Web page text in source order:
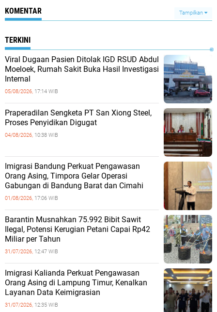
KOMENTAR Tampilkan
TERKINI
Viral Dugaan Pasien Ditolak IGD RSUD Abdul
Moeloek, Rumah Sakit Buka Hasil Investigasi
Internal
05/08/2026, 17:14 WIB
Praperadilan Sengketa PT San Xiong Steel,
Proses Penyidikan Digugat
04/08/2026, 10:38 WIB
Imigrasi Bandung Perkuat Pengawasan
Orang Asing, Timpora Gelar Operasi
Gabungan di Bandung Barat dan Cimahi
01/08/2026, 17:06 WIB
Barantin Musnahkan 75.992 Bibit Sawit
Ilegal, Potensi Kerugian Petani Capai Rp42
Miliar per Tahun
31/07/2026, 12:47 WIB
Imigrasi Kalianda Perkuat Pengawasan
Orang Asing di Lampung Timur, Kenalkan
Layanan Data Keimigrasian
31/07/2026, 12:35 WIB